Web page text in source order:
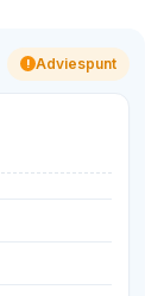
! Adviespunt